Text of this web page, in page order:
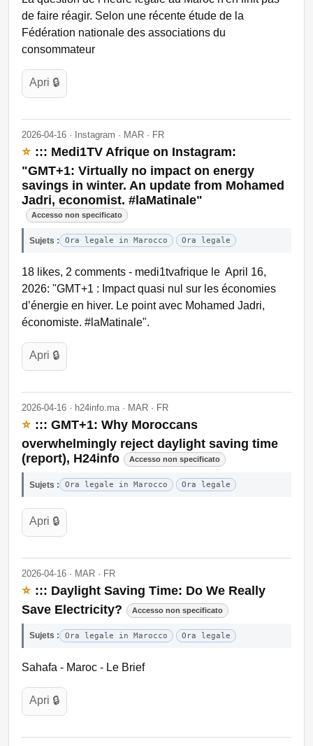
de faire réagir. Selon une récente étude de la
Fédération nationale des associations du
consommateur
Apri 🔒
2026-04-16 · Instagram · MAR · FR
⭐ ::: Medi1TV Afrique on Instagram:
"GMT+1: Virtually no impact on energy
savings in winter. An update from Mohamed
Jadri, economist. #laMatinale"
Accesso non specificato
Sujets : Ora legale in Marocco Ora legale
18 likes, 2 comments - medi1tvafrique le April 16,
2026: "GMT+1 : Impact quasi nul sur les économies
d’énergie en hiver. Le point avec Mohamed Jadri,
économiste. #laMatinale".
Apri 🔒
2026-04-16 · h24info.ma · MAR · FR
⭐ ::: GMT+1: Why Moroccans
overwhelmingly reject daylight saving time
(report), H24info
Accesso non specificato
Sujets : Ora legale in Marocco Ora legale
Apri 🔒
2026-04-16 · MAR · FR
⭐ ::: Daylight Saving Time: Do We Really
Save Electricity?
Accesso non specificato
Sujets : Ora legale in Marocco Ora legale
Sahafa - Maroc - Le Brief
Apri 🔒